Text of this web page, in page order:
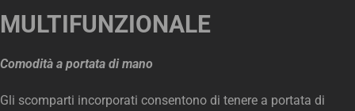
MULTIFUNZIONALE
Comodità a portata di mano
Gli scomparti incorporati consentono di tenere a portata di